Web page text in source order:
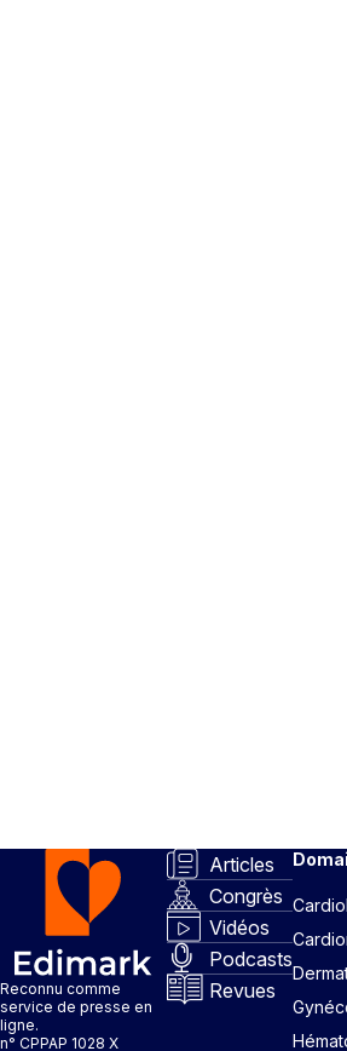
Reconnu comme
service de presse en
ligne.
n° CPPAP 1028 X
Articles
Congrès
Vidéos
Podcasts
Revues